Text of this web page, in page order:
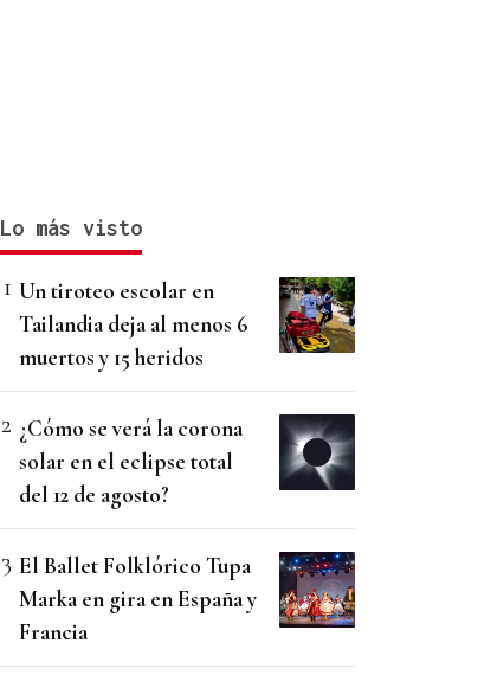
Lo más visto
Un tiroteo escolar en
Tailandia deja al menos 6
muertos y 15 heridos
¿Cómo se verá la corona
solar en el eclipse total
del 12 de agosto?
El Ballet Folklórico Tupa
Marka en gira en España y
Francia